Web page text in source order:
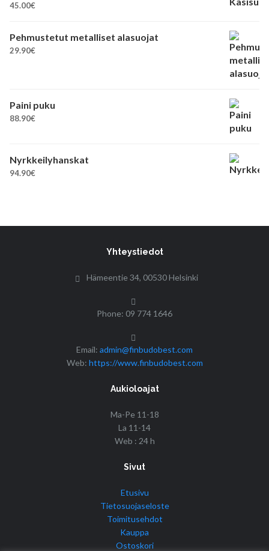
45.00€
Pehmustetut metalliset alasuojat
29.90€
Paini puku
88.90€
Nyrkkeilyhanskat
94.90€
Yhteystiedot
Hämeentie 34, 00530 Helsinki
Phone: 09 774 1646
Email: admin@finbudobest.com
Web: https://www.finbudobest.com
Aukioloajat
Ma-Pe 11-18
La 11-14
Web : 24 h
Sivut
Etusivu
Tietosuojaseloste
Toimitusehdot
Kauppa
Ostoskori